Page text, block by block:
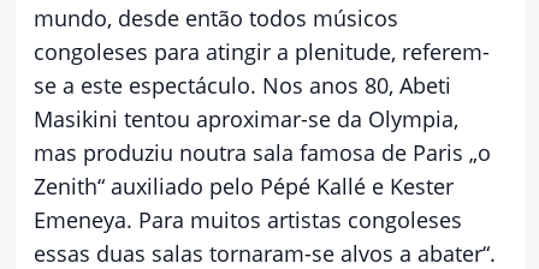
mundo, desde então todos músicos
congoleses para atingir a plenitude, referem-
se a este espectáculo. Nos anos 80, Abeti
Masikini tentou aproximar-se da Olympia,
mas produziu noutra sala famosa de Paris „o
Zenith“ auxiliado pelo Pépé Kallé e Kester
Emeneya. Para muitos artistas congoleses
essas duas salas tornaram-se alvos a abater“.